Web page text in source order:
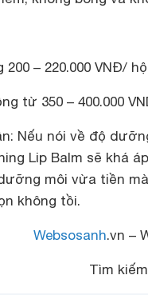
200 – 220.000 VNĐ/
từ 350 – 400.000
Nếu nói về độ
Lip Balm sẽ khá
môi vừa tiền
không tồi.
Websosanh.vn –
Tìm